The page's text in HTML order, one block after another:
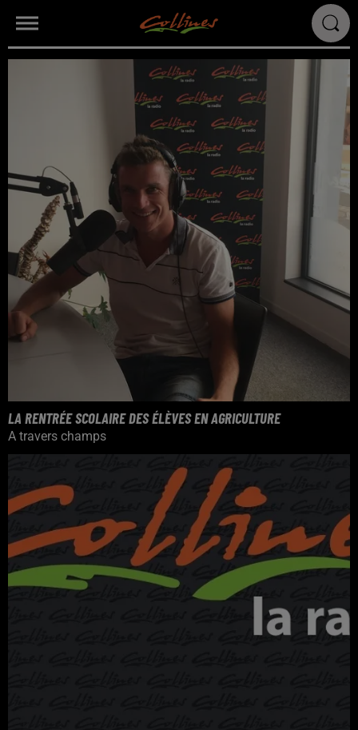
LA RENTRÉE SCOLAIRE DES ÉLÈVES EN AGRICULTURE
A travers champs